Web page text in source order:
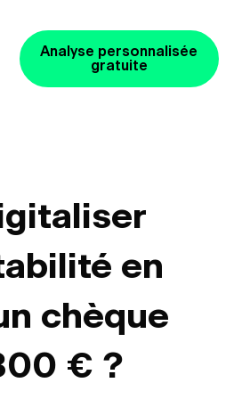
Analyse personnalisée
gratuite
en
chèque
€ ?